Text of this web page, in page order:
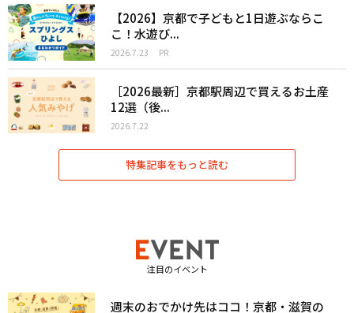
【2026】京都で子どもと1日遊ぶならこ
こ！水遊び...
2026.7.23 PR
［2026最新］京都駅周辺で買えるお土産
12選（後...
2026.7.22
特集記事をもっと読む
注目のイベント
週末のおでかけ先はココ！京都・滋賀の